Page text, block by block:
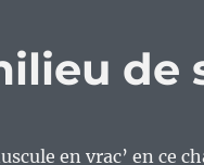
en vrac’ en ce